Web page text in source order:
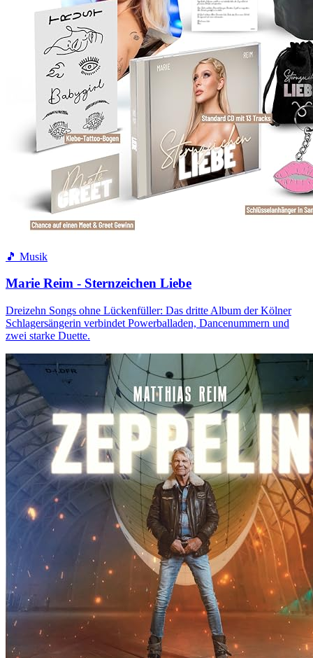
🎵 Musik
Marie Reim - Sternzeichen Liebe
Dreizehn Songs ohne Lückenfüller: Das dritte Album der Kölner
Schlagersängerin verbindet Powerballaden, Dancenummern und
zwei starke Duette.